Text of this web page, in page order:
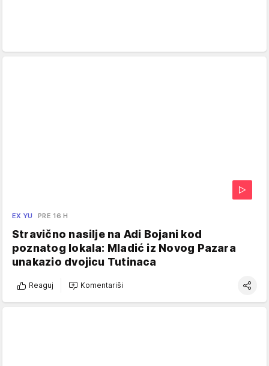
EX YU PRE 16 H
Stravično nasilje na Adi Bojani kod
poznatog lokala: Mladić iz Novog Pazara
unakazio dvojicu Tutinaca
Reaguj Komentariši